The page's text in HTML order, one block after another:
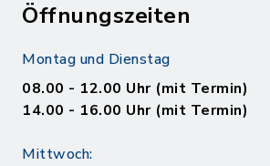
Öffnungszeiten
Montag und Dienstag
08.00 - 12.00 Uhr (mit Termin)
14.00 - 16.00 Uhr (mit Termin)
Mittwoch: